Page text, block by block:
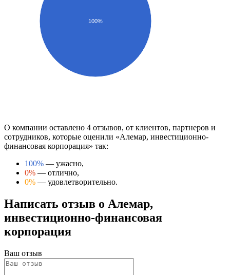
100%
О компании оставлено 4 отзывов, от клиентов, партнеров и
сотрудников, которые оценили «Алемар, инвестиционно-
финансовая корпорация» так:
100% — ужасно,
0% — отлично,
0% — удовлетворительно.
Написать отзыв о Алемар,
инвестиционно-финансовая
корпорация
Ваш отзыв